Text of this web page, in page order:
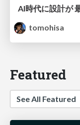
tomohisa
Featured
See All Featured